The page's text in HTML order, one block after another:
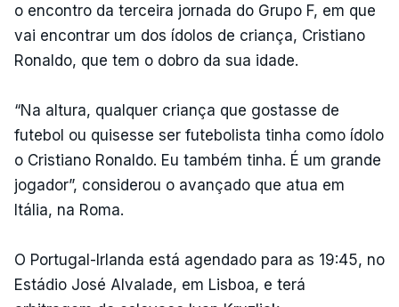
o encontro da terceira jornada do Grupo F, em que
vai encontrar um dos ídolos de criança, Cristiano
Ronaldo, que tem o dobro da sua idade.
“Na altura, qualquer criança que gostasse de
futebol ou quisesse ser futebolista tinha como ídolo
o Cristiano Ronaldo. Eu também tinha. É um grande
jogador”, considerou o avançado que atua em
Itália, na Roma.
O Portugal-Irlanda está agendado para as 19:45, no
Estádio José Alvalade, em Lisboa, e terá